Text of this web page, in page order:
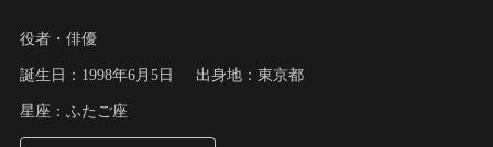
役者・俳優
誕生日：1998年6月5日 出身地：東京都
星座：ふたご座